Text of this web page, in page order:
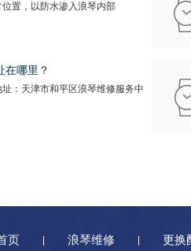
置，以防水渗入浪琴内部
在哪里？
：天津市和平区浪琴维修服务中
页 浪琴维修 更换